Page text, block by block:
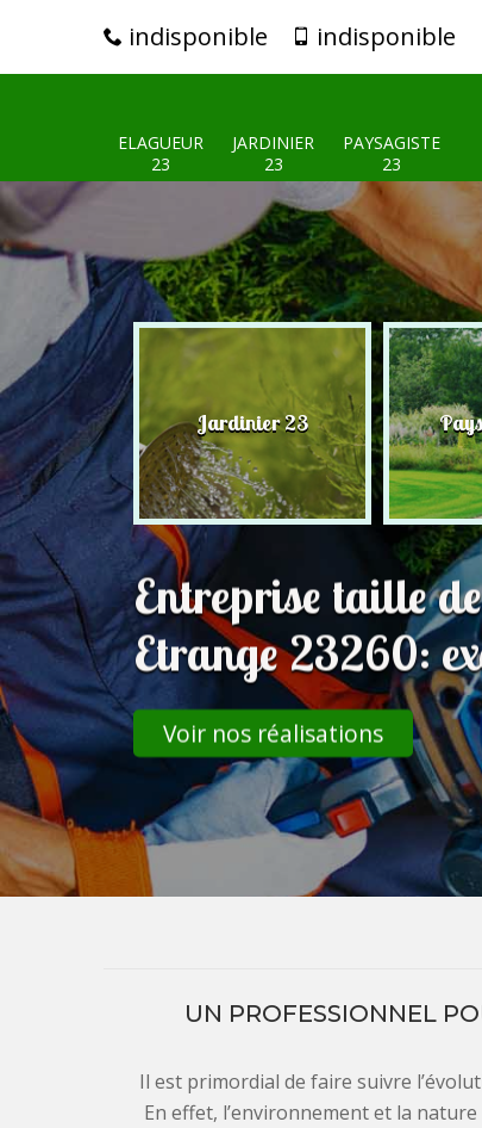
indisponible indisponible
ELAGUEUR
23
JARDINIER
23
PAYSAGISTE
23
23 Jardinier 23
Entreprise taille
Etrange 23260:
Voir nos réalisations
UN PROFESSIONNEL
Il est primordial de faire suivre
En effet, l’environnement et la